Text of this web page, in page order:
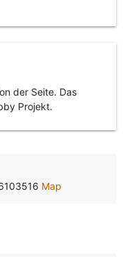
der Seite. Das
Projekt.
Map